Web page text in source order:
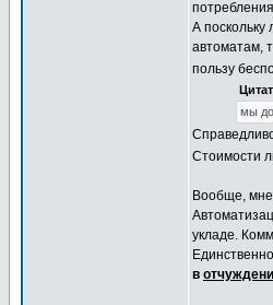
А
автоматам,
пользу
мы
Стоимости
Вообще, мне
укладе.
в